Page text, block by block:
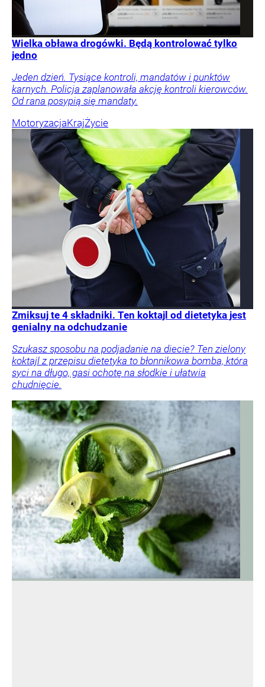
Wielka obława drogówki. Będą kontrolować tylko
jedno
Jeden dzień. Tysiące kontroli, mandatów i punktów
karnych. Policja zaplanowała akcję kontroli kierowców.
Od rana posypią się mandaty.
MotoryzacjaKrajŻycie
Zmiksuj te 4 składniki. Ten koktajl od dietetyka jest
genialny na odchudzanie
Szukasz sposobu na podjadanie na diecie? Ten zielony
koktajl z przepisu dietetyka to błonnikowa bomba, która
syci na długo, gasi ochotę na słodkie i ułatwia
chudnięcie.